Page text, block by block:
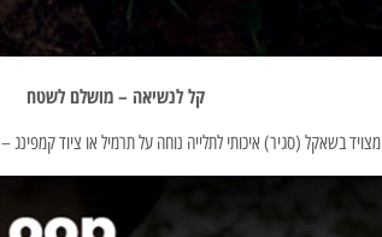
קל לנשיאה – מושלם לשטח
מצויד בשאקל (סגיר) איכותי לתלייה נוחה על תרמיל או ציוד קמפינג – Ultra1 תמיד בהישג ידכם.